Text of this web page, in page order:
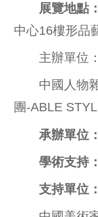
展覽地點：
中心16樓形品
主辦單位：
中國人物
團-ABLE
承辦單位：
學術支持：
支持單位：